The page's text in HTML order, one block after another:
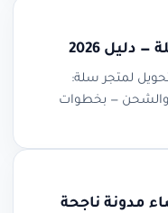
2026
لمتجر سلة:
والشحن — بخطوات
مدونة ناجحة